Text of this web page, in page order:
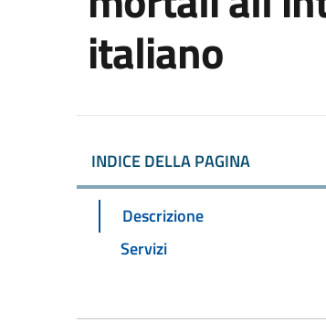
italiano
INDICE DELLA PAGINA
Descrizione
Servizi